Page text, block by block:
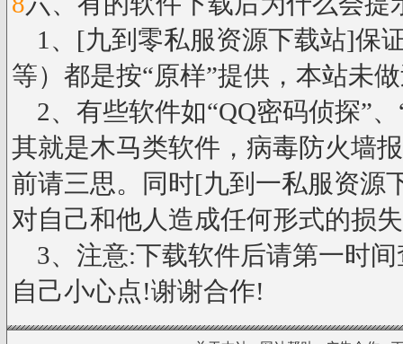
1、[九到零私服资源下载站]保
等）都是按“原样”提供，本站未
2、有些软件如“QQ密码侦探”
其就是木马类软件，病毒防火墙
前请三思。同时[九到一私服资源
对自己和他人造成任何形式的损
3、注意:下载软件后请第一时
自己小心点!谢谢合作!